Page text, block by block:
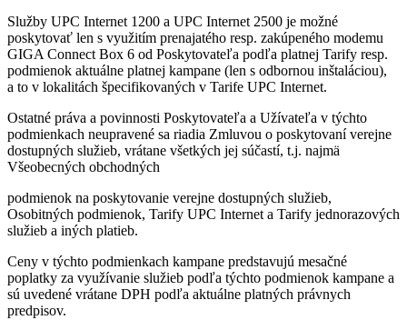
Služby UPC Internet 1200 a UPC Internet 2500 je možné
poskytovať len s využitím prenajatého resp. zakúpeného modemu
GIGA Connect Box 6 od Poskytovateľa podľa platnej Tarify resp.
podmienok aktuálne platnej kampane (len s odbornou inštaláciou),
a to v lokalitách špecifikovaných v Tarife UPC Internet.
Ostatné práva a povinnosti Poskytovateľa a Užívateľa v týchto
podmienkach neupravené sa riadia Zmluvou o poskytovaní verejne
dostupných služieb, vrátane všetkých jej súčastí, t.j. najmä
Všeobecných obchodných
podmienok na poskytovanie verejne dostupných služieb,
Osobitných podmienok, Tarify UPC Internet a Tarify jednorazových
služieb a iných platieb.
Ceny v týchto podmienkach kampane predstavujú mesačné
poplatky za využívanie služieb podľa týchto podmienok kampane a
sú uvedené vrátane DPH podľa aktuálne platných právnych
predpisov.